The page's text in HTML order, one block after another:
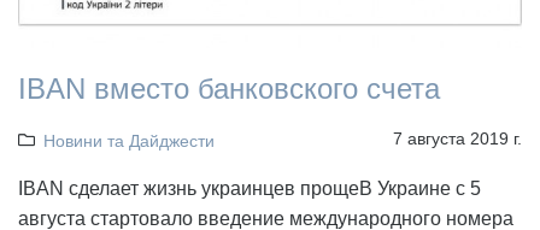
IBAN вместо банковского счета
Новини та Дайджести 7 августа 2019 г.
IBAN сделает жизнь украинцев прощеВ Украине с 5
августа стартовало введение международного номера